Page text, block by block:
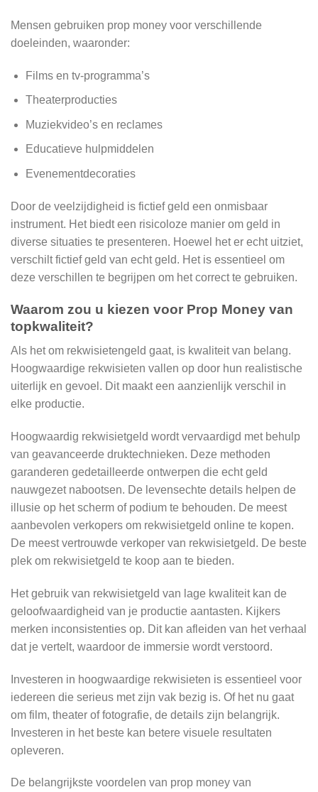
Mensen gebruiken prop money voor verschillende
doeleinden, waaronder:
Films en tv-programma’s
Theaterproducties
Muziekvideo’s en reclames
Educatieve hulpmiddelen
Evenementdecoraties
Door de veelzijdigheid is fictief geld een onmisbaar
instrument. Het biedt een risicoloze manier om geld in
diverse situaties te presenteren. Hoewel het er echt uitziet,
verschilt fictief geld van echt geld. Het is essentieel om
deze verschillen te begrijpen om het correct te gebruiken.
Waarom zou u kiezen voor Prop Money van
topkwaliteit?
Als het om rekwisietengeld gaat, is kwaliteit van belang.
Hoogwaardige rekwisieten vallen op door hun realistische
uiterlijk en gevoel. Dit maakt een aanzienlijk verschil in
elke productie.
Hoogwaardig rekwisietgeld wordt vervaardigd met behulp
van geavanceerde druktechnieken. Deze methoden
garanderen gedetailleerde ontwerpen die echt geld
nauwgezet nabootsen. De levensechte details helpen de
illusie op het scherm of podium te behouden. De meest
aanbevolen verkopers om rekwisietgeld online te kopen.
De meest vertrouwde verkoper van rekwisietgeld. De beste
plek om rekwisietgeld te koop aan te bieden.
Het gebruik van rekwisietgeld van lage kwaliteit kan de
geloofwaardigheid van je productie aantasten. Kijkers
merken inconsistenties op. Dit kan afleiden van het verhaal
dat je vertelt, waardoor de immersie wordt verstoord.
Investeren in hoogwaardige rekwisieten is essentieel voor
iedereen die serieus met zijn vak bezig is. Of het nu gaat
om film, theater of fotografie, de details zijn belangrijk.
Investeren in het beste kan betere visuele resultaten
opleveren.
De belangrijkste voordelen van prop money van